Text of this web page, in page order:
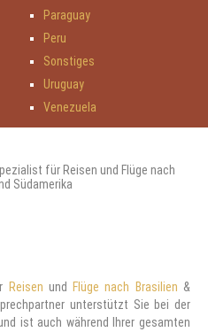
Paraguay
Peru
Sonstiges
Uruguay
Venezuela
Reisen und Flüge nach Brasilien &
unterstützt Sie bei der
ist auch während Ihrer gesamten